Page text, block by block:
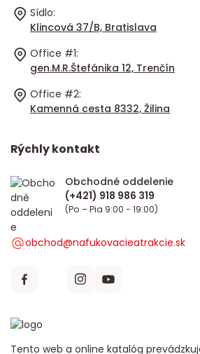
Sídlo:
Klincová 37/B, Bratislava
Office #1:
gen.M.R.Štefánika 12, Trenčín
Office #2:
Kamenná cesta 8332, Žilina
Tento web a online katalóg
Rýchly kontakt
Obchodné oddelenie
(Po – Pia 9:00 - 19:00)
obchod@nafukovacieatrakcie.sk